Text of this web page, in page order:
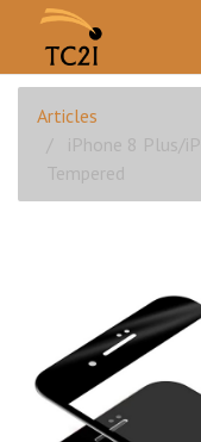
Articles
iPhone 8 Plus/
Tempered